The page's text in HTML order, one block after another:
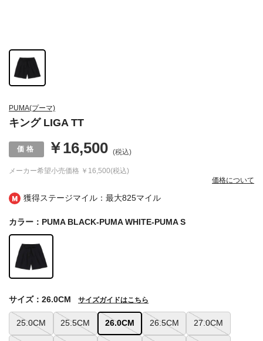
獲得ステージマイル：最大825マイル
PUMA(プーマ)
キング LIGA TT
メーカー希望小売価格 ￥16,500(税込)
￥16,500 (税込)
価格について
カラー：PUMA BLACK-PUMA WHITE-PUMA S
25.0CM 25.5CM 26.0CM 26.5CM 27.0CM
サイズ：26.0CM サイズガイドはこちら